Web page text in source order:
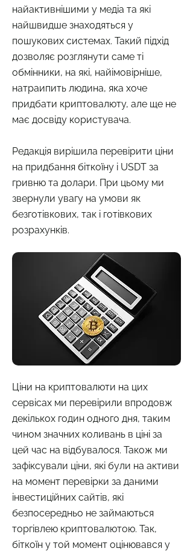
найактивнішими у медіа та які
найшвидше знаходяться у
пошукових системах. Такий підхід
дозволяє розглянути саме ті
обмінники, на які, найімовірніше,
натраипить людина, яка хоче
придбати криптовалюту, але ще не
має досвіду користувача.
Редакція вирішила перевірити ціни
на придбання біткоїну і USDT за
гривню та долари. При цьому ми
звернули увагу на умови як
безготівкових, так і готівкових
розрахунків.
Ціни на криптовалюти на цих
сервісах ми перевірили впродовж
декількох годин одного дня, таким
чином значних коливань в ціні за
цей час на відбувалося. Також ми
зафіксували ціни, які були на активи
на момент перевірки за даними
інвестиційних сайтів, які
безпосередньо не займаються
торгівлею криптовалютою. Так,
біткоїн у той момент оцінювався у